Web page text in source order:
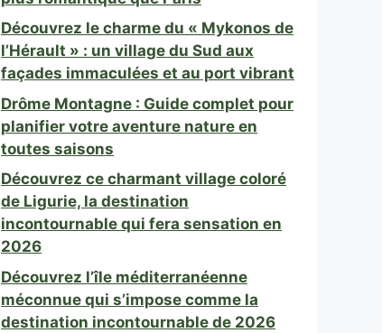
Découvrez le charme du « Mykonos de
l’Hérault » : un village du Sud aux
façades immaculées et au port vibrant
Drôme Montagne : Guide complet pour
planifier votre aventure nature en
toutes saisons
Découvrez ce charmant village coloré
de Ligurie, la destination
incontournable qui fera sensation en
2026
Découvrez l’île méditerranéenne
méconnue qui s’impose comme la
destination incontournable de 2026